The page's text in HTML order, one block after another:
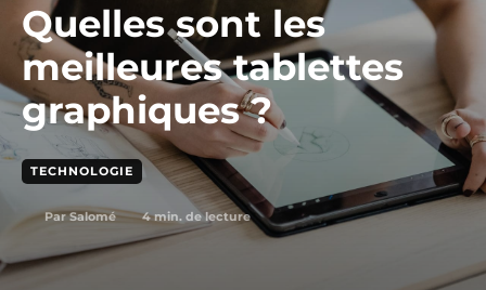
Quelles sont les
meilleures tablettes
graphiques ?
TECHNOLOGIE
Par Salomé 4min. de lecture